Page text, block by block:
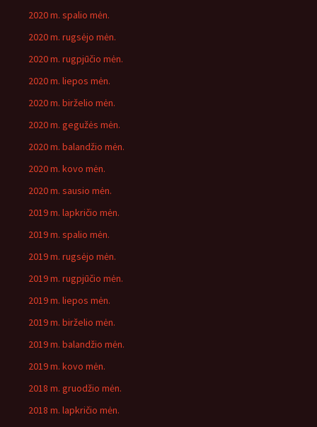
2020 m. spalio mėn.
2020 m. rugsėjo mėn.
2020 m. rugpjūčio mėn.
2020 m. liepos mėn.
2020 m. birželio mėn.
2020 m. gegužės mėn.
2020 m. balandžio mėn.
2020 m. kovo mėn.
2020 m. sausio mėn.
2019 m. lapkričio mėn.
2019 m. spalio mėn.
2019 m. rugsėjo mėn.
2019 m. rugpjūčio mėn.
2019 m. liepos mėn.
2019 m. birželio mėn.
2019 m. balandžio mėn.
2019 m. kovo mėn.
2018 m. gruodžio mėn.
2018 m. lapkričio mėn.